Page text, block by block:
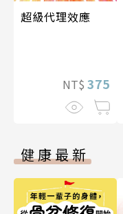
超級代理效應
NT$ 375
健康最新